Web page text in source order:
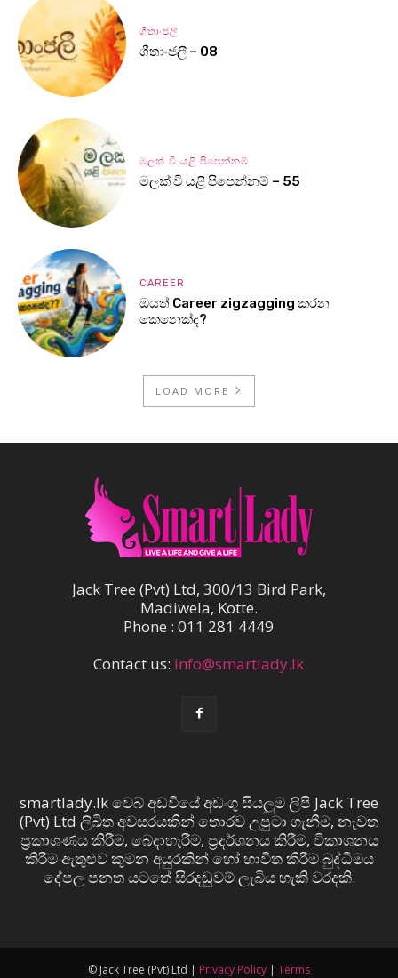
ගීතාංජලී
ගීතාංජලී – 08
මලක් වී යළි පිපෙන්නම්
මලක් වී යළි පිපෙන්නම් – 55
CAREER
ඔයත් Career zigzagging කරන
කෙනෙක්ද?
LOAD MORE
Jack Tree (Pvt) Ltd, 300/13 Bird Park,
Madiwela, Kotte.
Phone : 011 281 4449
Contact us: info@smartlady.lk
smartlady.lk වෙබ් අඩවියේ අඩංගු සියලුම ලිපි Jack Tree
(Pvt) Ltd ලිඛිත අවසරයකින් තොරව උපුටා ගැනීම, නැවත
ප්‍රකාශණය කිරීම, බෙදාහැරීම, ප්‍රදර්ශනය කිරීම, විකාශනය
කිරීම ඇතුළුව කුමන අයුරකින් හෝ භාවිත කිරීම බුද්ධිමය
දේපල පනත යටතේ සිරදඬුවම් ලැබිය හැකි වරදකි.
© Jack Tree (Pvt) Ltd | Privacy Policy | Terms